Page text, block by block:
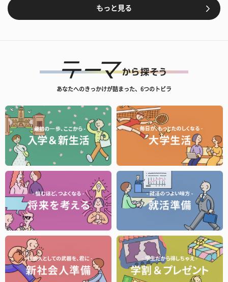
もっと見る
あなたへのきっかけが詰まった、6つのトビラ